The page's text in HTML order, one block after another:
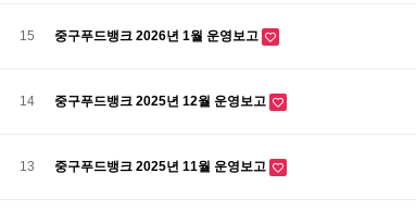
15 중구푸드뱅크 2026년 1월 운영보고
14 중구푸드뱅크 2025년 12월 운영보고
13 중구푸드뱅크 2025년 11월 운영보고